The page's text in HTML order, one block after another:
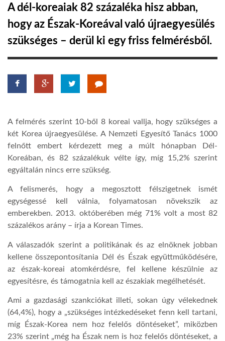
LINKTR.EE
GLOBOZSARU
DOBRAVERO.HU
GLOBOBOOK
A dél-koreaiak 82 százaléka hisz abban,
hogy az Észak-Koreával való újraegyesülés
szükséges – derül ki egy friss felmérésből.
A felmérés szerint 10-ből 8 koreai vallja, hogy szükséges a
két Korea újraegyesülése. A Nemzeti Egyesítő Tanács 1000
felnőtt embert kérdezett meg a múlt hónapban Dél-
Koreában, és 82 százalékuk vélte így, míg 15,2% szerint
egyáltalán nincs erre szükség.
A felismerés, hogy a megosztott félszigetnek ismét
egységessé kell válnia, folyamatosan növekszik az
emberekben. 2013. októberében még 71% volt a most 82
százalékos arány – írja a Korean Times.
A válaszadók szerint a politikának és az elnöknek jobban
kellene összepontosítania Dél és Észak együttműködésére,
az észak-koreai atomkérdésre, fel kellene készülnie az
egyesítésre, és támogatnia kell az északiak megélhetését.
Ami a gazdasági szankciókat illeti, sokan úgy vélekednek
(64,4%), hogy a „szükséges intézkedéseket fenn kell tartani,
míg Észak-Korea nem hoz felelős döntéseket”, miközben
23% szerint „még ha Észak nem is hoz felelős döntéseket, a